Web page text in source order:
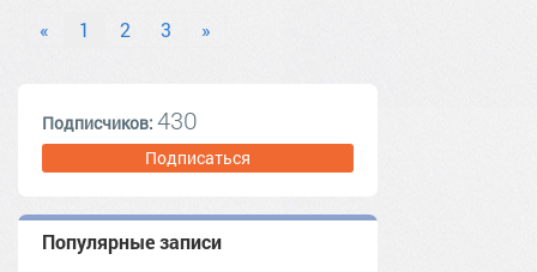
« 1 2 3 »
Подписчиков: 430
Подписаться
Популярные записи